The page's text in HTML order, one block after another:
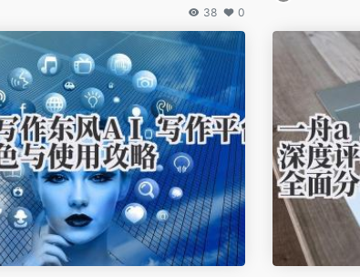
38 0